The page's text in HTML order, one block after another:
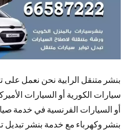
بنشر متنقل الرابية نحن نعمل على
سيارات الكورية أو السيارات
أو السيارات الفرنسية في خدمة
بنشر وكهرباء مع خدمة بنشر تبديل